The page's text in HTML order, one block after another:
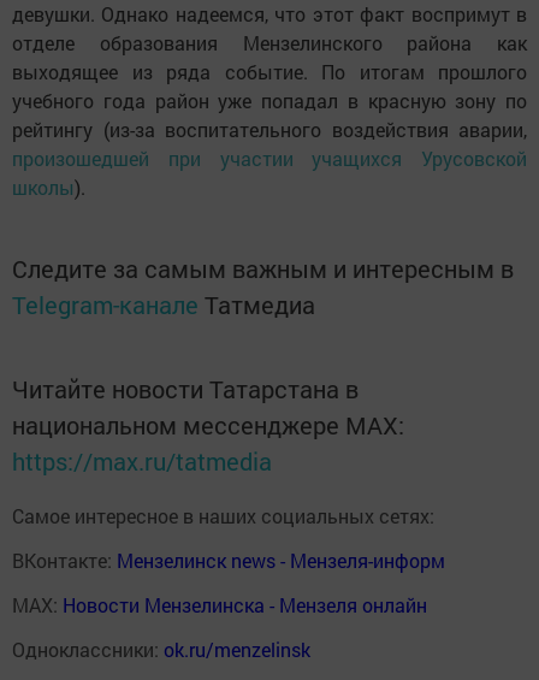
девушки. Однако надеемся, что этот факт воспримут в
отделе образования Мензелинского района как
выходящее из ряда событие. По итогам прошлого
учебного года район уже попадал в красную зону по
рейтингу (из-за воспитательного воздействия аварии,
произошедшей при участии учащихся Урусовской
школы).
Следите за самым важным и интересным в
Telegram-канале Татмедиа
Читайте новости Татарстана в
национальном мессенджере MАХ:
https://max.ru/tatmedia
Самое интересное в наших социальных сетях:
ВКонтакте: Мензелинск news - Мензеля-информ
MAX: Новости Мензелинска - Мензеля онлайн
Одноклассники: ok.ru/menzelinsk